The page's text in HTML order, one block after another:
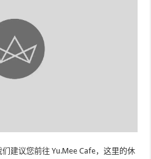
建议您前往 Yu.Mee Cafe，这里的休